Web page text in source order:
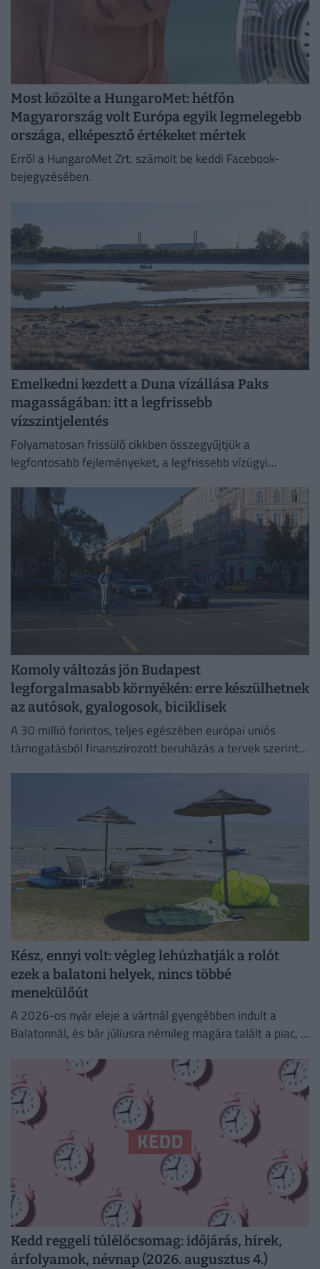
Most közölte a HungaroMet: hétfőn
Magyarország volt Európa egyik legmelegebb
országa, elképesztő értékeket mértek
Erről a HungaroMet Zrt. számolt be keddi Facebook-
bejegyzésében.
Emelkedni kezdett a Duna vízállása Paks
magasságában: itt a legfrissebb
vízszintjelentés
Folyamatosan frissülő cikkben összegyűjtjük a
legfontosabb fejleményeket, a legfrissebb vízügyi
Komoly változás jön Budapest
legforgalmasabb környékén: erre készülhetnek
az autósok, gyalogosok, biciklisek
A 30 millió forintos, teljes egészében európai uniós
támogatásból finanszírozott beruházás a tervek szerint
Kész, ennyi volt: végleg lehúzhatják a rolót
ezek a balatoni helyek, nincs többé
menekülőút
A 2026-os nyár eleje a vártnál gyengébben indult a
Balatonnál, és bár júliusra némileg magára talált a piac, a
Kedd reggeli túlélőcsomag: időjárás, hírek,
árfolyamok, névnap (2026. augusztus 4.)